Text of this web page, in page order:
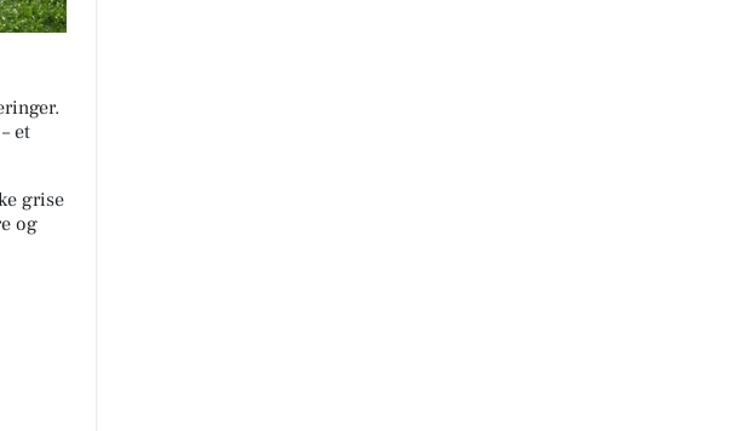
et
grise
og